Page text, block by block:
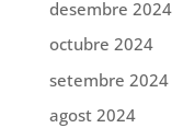
desembre 2024
octubre 2024
setembre 2024
agost 2024